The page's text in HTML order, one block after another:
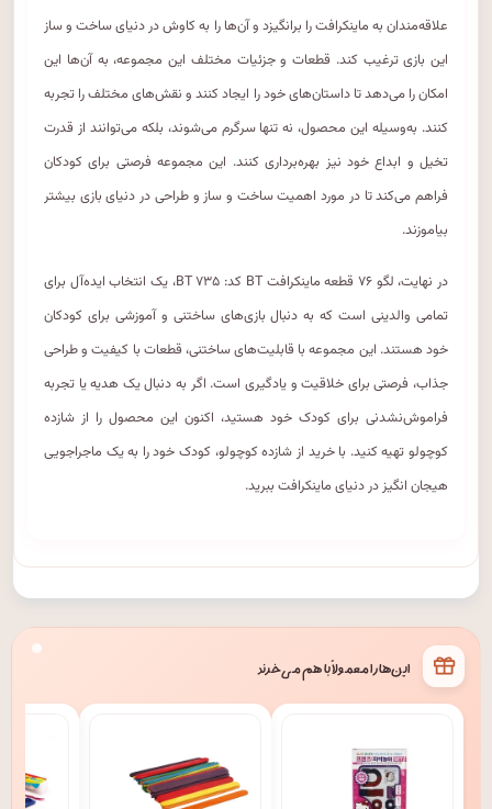
علاقه‌مندان به ماینکرافت را برانگیزد و آن‌ها را به کاوش در دنیای ساخت و ساز
این بازی ترغیب کند. قطعات و جزئیات مختلف این مجموعه، به آن‌ها این
امکان را می‌دهد تا داستان‌های خود را ایجاد کنند و نقش‌های مختلف را تجربه
کنند. به‌وسیله این محصول، نه تنها سرگرم می‌شوند، بلکه می‌توانند از قدرت
تخیل و ابداع خود نیز بهره‌برداری کنند. این مجموعه فرصتی برای کودکان
فراهم می‌کند تا در مورد اهمیت ساخت و ساز و طراحی در دنیای بازی بیشتر
بیاموزند.
در نهایت، لگو ۷۶ قطعه ماینکرافت BT کد: BT ۷۳۵، یک انتخاب ایده‌آل برای
تمامی والدینی است که به دنبال بازی‌های ساختنی و آموزشی برای کودکان
خود هستند. این مجموعه با قابلیت‌های ساختنی، قطعات با کیفیت و طراحی
جذاب، فرصتی برای خلاقیت و یادگیری است. اگر به دنبال یک هدیه یا تجربه
فراموش‌نشدنی برای کودک خود هستید، اکنون این محصول را از شازده
کوچولو تهیه کنید. با خرید از شازده کوچولو، کودک خود را به یک ماجراجویی
هیجان انگیز در دنیای ماینکرافت ببرید.
این‌ها را معمولاً با هم می‌خرند